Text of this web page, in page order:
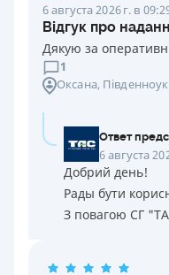
6 августа 2026 г. в
Відгук про
Дякую за
1
Оксана,
Ответ
6 августа
Добрий день!
Рады бути
З повагою СГ